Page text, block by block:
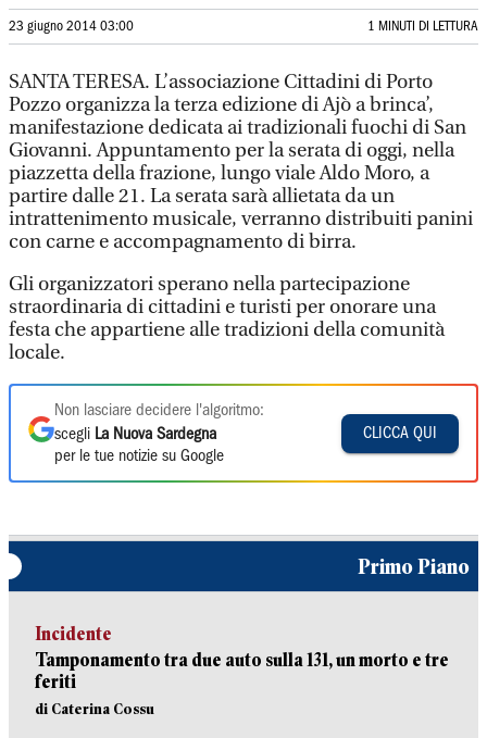
23 giugno 2014 03:00 1 MINUTI DI LETTURA
SANTA TERESA. L’associazione Cittadini di Porto
Pozzo organizza la terza edizione di Ajò a brinca’,
manifestazione dedicata ai tradizionali fuochi di San
Giovanni. Appuntamento per la serata di oggi, nella
piazzetta della frazione, lungo viale Aldo Moro, a
partire dalle 21. La serata sarà allietata da un
intrattenimento musicale, verranno distribuiti panini
con carne e accompagnamento di birra.
Gli organizzatori sperano nella partecipazione
straordinaria di cittadini e turisti per onorare una
festa che appartiene alle tradizioni della comunità
locale.
Non lasciare decidere l'algoritmo:
scegli La Nuova Sardegna
per le tue notizie su Google
CLICCA QUI
Primo Piano
Incidente
Tamponamento tra due auto sulla 131, un morto e tre
feriti
di Caterina Cossu